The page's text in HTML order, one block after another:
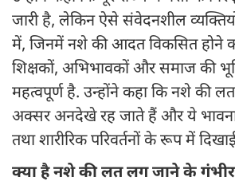
जारी है, लेकिन ऐसे संवेदनशील
में, जिनमें नशे की आदत विकसित होने
शिक्षकों, अभिभावकों और समाज की
महत्वपूर्ण है. उन्होंने कहा कि नशे
अक्सर अनदेखे रह जाते हैं और ये
तथा शारीरिक परिवर्तनों के रूप में
क्या है नशे की लत लग जाने के